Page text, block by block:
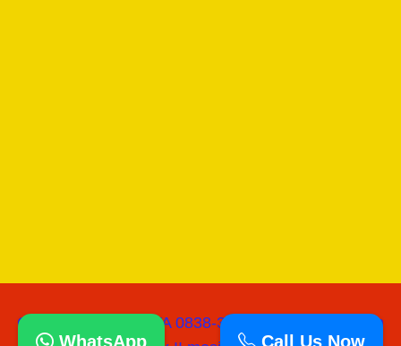
Copyright © 2026 WA 0838-3060-0218 I Jual Mesin
Call Us Now
WhatsApp